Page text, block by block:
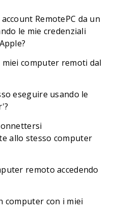
RemotePC da un
le mie credenziali
computer remoti dal
eseguire usando le
allo stesso computer
remoto accedendo
computer con i miei